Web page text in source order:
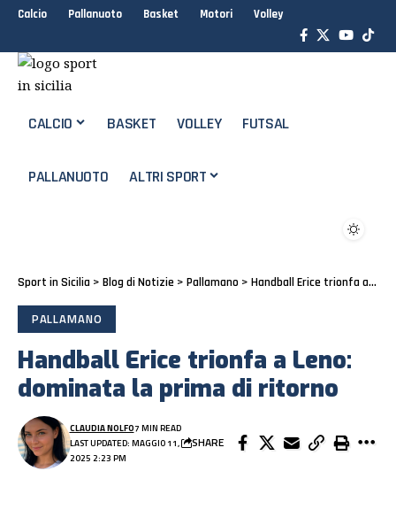
Calcio Pallanuoto Basket Motori Volley
CALCIO BASKET VOLLEY FUTSAL
PALLANUOTO ALTRI SPORT
Sport in Sicilia > Blog di Notizie > Pallamano > Handball Erice trionfa a Leno: dominata la prima di ritorno
PALLAMANO
Handball Erice trionfa a Leno:
dominata la prima di ritorno
LAST UPDATED: MAGGIO 11,
2025 2:23 PM
CLAUDIA NOLFO7 MIN READ
SHARE